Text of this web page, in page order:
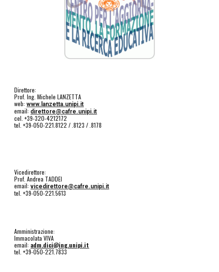
Direttore:
Prof. Ing. Michele LANZETTA
web:www.lanzetta.unipi.it
email: direttore@cafre.unipi.it
cel. +39-320-4212172
tel. +39-050-221.8122 / .8123 / .8178
Vicedirettore:
Prof. Andrea TADDEI
email:vicedirettore@cafre.unipi.it
tel. +39-050-221.5613
Amministrazione:
Immacolata VIVA
email: adm.dici@ing.unipi.it
tel. +39-050-221.7833